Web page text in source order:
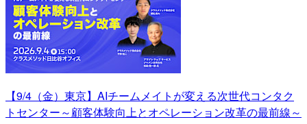
【9/4（金）東京】AIチームメイトが変える次世代コンタク
トセンター～顧客体験向上とオペレーション改革の最前線～